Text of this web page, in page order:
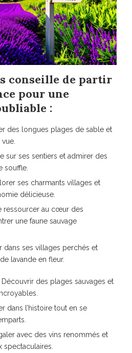
conseille de partir
pour une
:
des longues plages de sable et
sur ses sentiers et admirer des
souffle.
ses charmants villages et
délicieuse.
ressourcer au cœur des
une faune sauvage
dans ses villages perchés et
lavande en fleur.
Découvrir des plages sauvages et
dans l’histoire tout en se
avec des vins renommés et
spectaculaires.